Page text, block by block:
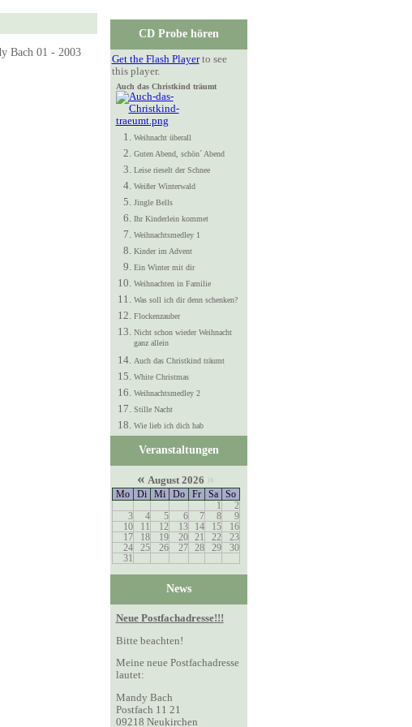
CD Probe hören
Get the Flash Playerto see
this player.
Auch das Christkind träumt
Weihnacht überall
Guten Abend, schön´ Abend
Leise rieselt der Schnee
Weißer Winterwald
Jingle Bells
Ihr Kinderlein kommet
Weihnachtsmedley 1
Kinder im Advent
Ein Winter mit dir
Weihnachten in Familie
Was soll ich dir denn schenken?
Flockenzauber
Nicht schon wieder Weihnacht
ganz allein
Auch das Christkind träumt
White Christmas
Weihnachtsmedley 2
Stille Nacht
Wie lieb ich dich hab
Veranstaltungen
« August 2026 »
Mo Di Mi Do Fr Sa
So
1
2
3
4 5 6 7 8
9
10
11 12 13 14 15
16
17
18 19 20 21 22
23
24
25 26 27 28 29
30
31
News
Neue Postfachadresse!!!
Bitte beachten!
Meine neue Postfachadresse
lautet:
Mandy Bach
Postfach 11 21
09218 Neukirchen